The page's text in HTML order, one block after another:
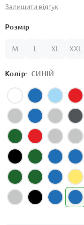
Залишити відгук
Розмір
M L XL XXL
Колір: СИНІЙ